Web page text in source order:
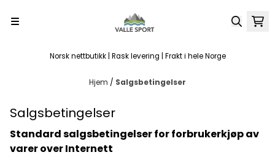
Norsk nettbutikk | Rask levering | Frakt i hele Norge
Hjem / Salgsbetingelser
Salgsbetingelser
Standard salgsbetingelser for forbrukerkjøp av
varer overInternett